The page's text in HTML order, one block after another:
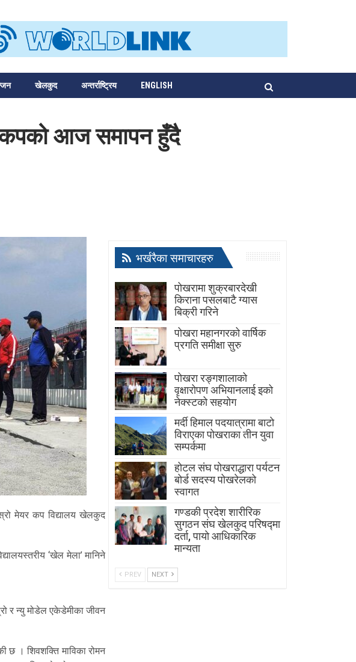
खेलकुद अन्तर्राष्ट्रिय ENGLISH
कपको आज समापन हुँदै
मेयर कप विद्यालय खेलकुद
‘खेल मेला’ मानिने
र न्यु मोडेल एकेडेमीका जीवन
छ । शिवशक्ति माविका रोमन
भर्खरैका समाचारहरु
पोखरामा शुक्रबारदेखी
किराना पसलबाटै ग्यास
बिक्री गरिने
पोखरा महानगरको वार्षिक
प्रगति समीक्षा सुरु
पोखरा रङ्गशालाको
वृक्षारोपण अभियानलाई इको
नेक्स्टको सहयोग
मर्दी हिमाल पदयात्रामा बाटाे
विराएका पाेखराका तीन युवा
सम्पर्कमा
होटल संघ पोखराद्धारा पर्यटन
बोर्ड सदस्य पोखरेलको
स्वागत
गण्डकी प्रदेश शारीरिक
सुगठन संघ खेलकुद परिषद्मा
दर्ता, पायाे आधिकारिक
मान्यता
PREV NEXT